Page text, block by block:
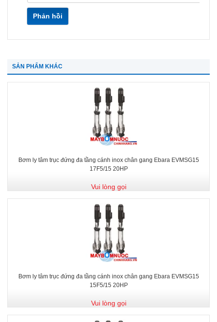
Phản hồi
SẢN PHẨM KHÁC
Bơm ly tâm trục đứng đa tầng cánh inox chân gang Ebara EVMSG15
17F5/15 20HP
Vui lòng gọi
Bơm ly tâm trục đứng đa tầng cánh inox chân gang Ebara EVMSG15
15F5/15 20HP
Vui lòng gọi